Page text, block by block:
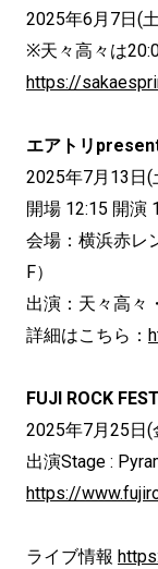
2025年6月7日(
※天々高々は
https://
エアトリ
2025年7月13日(
開場 12:15 開演
会場：横浜赤レ
F）
出演：天々高々
詳細はこちら：
FUJI ROCK
2025年7⽉25⽇(
出演Stage :
https://
ライブ情報